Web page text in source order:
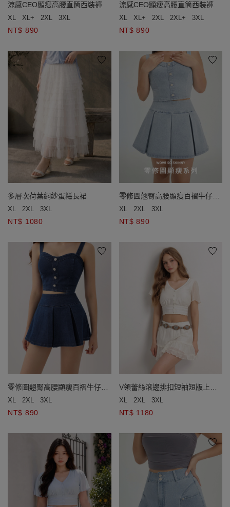
涼感CEO顯瘦高腰直筒西裝褲
XL XL+ 2XL 3XL
NT$ 890
涼感CEO顯瘦高腰直筒西裝褲
XL XL+ 2XL 2XL+ 3XL
NT$ 890
多層次荷葉網紗蛋糕長裙
XL 2XL 3XL
NT$ 1080
零修圖翹臀高腰顯瘦百褶牛仔短
裙
XL 2XL 3XL
NT$ 890
零修圖翹臀高腰顯瘦百褶牛仔短
裙
XL 2XL 3XL
NT$ 890
V領蕾絲滾邊排扣短袖短版上衣
鬆緊腰蛋糕短褲裙套裝
XL 2XL 3XL
NT$ 1180